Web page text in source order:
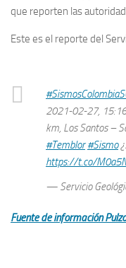
que reporten las
Este es el reporte del
2021-02-27,
km, Los Santos –
#Temblor #Sismo
https://t.co/
— Servicio
Fuente de información